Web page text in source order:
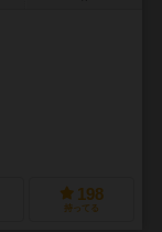
198
持ってる